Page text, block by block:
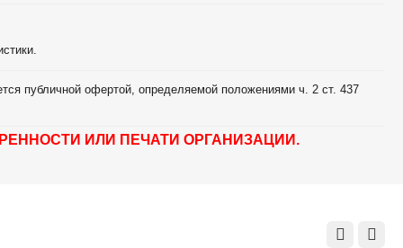
публичной офертой, определяемой положениями ч. 2 ст. 437
ИЛИ ПЕЧАТИ ОРГАНИЗАЦИИ.